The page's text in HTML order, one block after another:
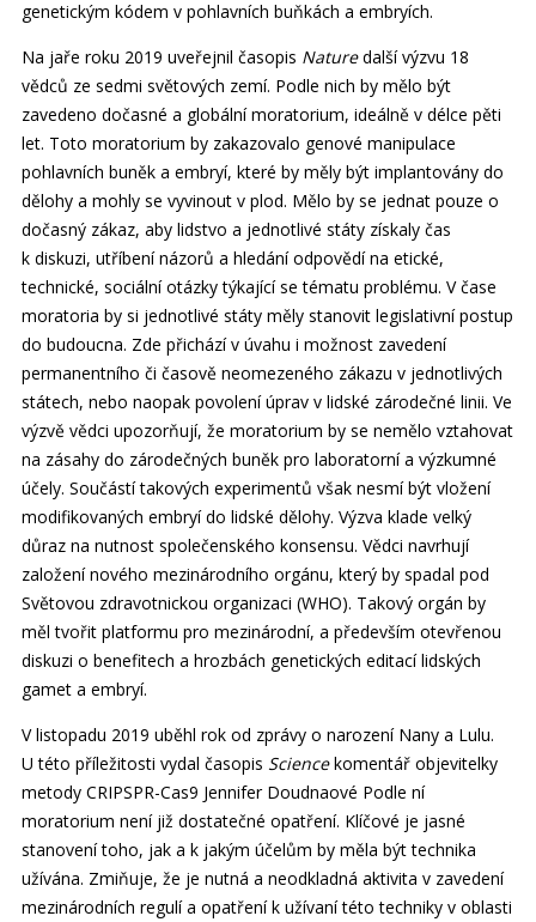
genetickým kódem v pohlavních buňkách a embryích.
Na jaře roku 2019 uveřejnil časopis Naturedalší výzvu 18
vědců ze sedmi světových zemí. Podle nich by mělo být
zavedeno dočasné a globální moratorium, ideálně v délce pěti
let. Toto moratorium by zakazovalo genové manipulace
pohlavních buněk a embryí, které by měly být implantovány do
dělohy a mohly se vyvinout v plod. Mělo by se jednat pouze o
dočasný zákaz, aby lidstvo a jednotlivé státy získaly čas
k diskuzi, utříbení názorů a hledání odpovědí na etické,
technické, sociální otázky týkající se tématu problému. V čase
moratoria by si jednotlivé státy měly stanovit legislativní postup
do budoucna. Zde přichází v úvahu i možnost zavedení
permanentního či časově neomezeného zákazu v jednotlivých
státech, nebo naopak povolení úprav v lidské zárodečné linii. Ve
výzvě vědci upozorňují, že moratorium by se nemělo vztahovat
na zásahy do zárodečných buněk pro laboratorní a výzkumné
účely. Součástí takových experimentů však nesmí být vložení
modifikovaných embryí do lidské dělohy. Výzva klade velký
důraz na nutnost společenského konsensu. Vědci navrhují
založení nového mezinárodního orgánu, který by spadal pod
Světovou zdravotnickou organizaci (WHO). Takový orgán by
měl tvořit platformu pro mezinárodní, a především otevřenou
diskuzi o benefitech a hrozbách genetických editací lidských
gamet a embryí.
V listopadu 2019 uběhl rok od zprávy o narození Nany a Lulu.
U této příležitosti vydal časopis Sciencekomentář objevitelky
metody CRIPSPR-Cas9 Jennifer Doudnaové Podle ní
moratorium není již dostatečné opatření. Klíčové je jasné
stanovení toho, jak a k jakým účelům by měla být technika
užívána. Zmiňuje, že je nutná a neodkladná aktivita v zavedení
mezinárodních regulí a opatření k užívaní této techniky v oblasti